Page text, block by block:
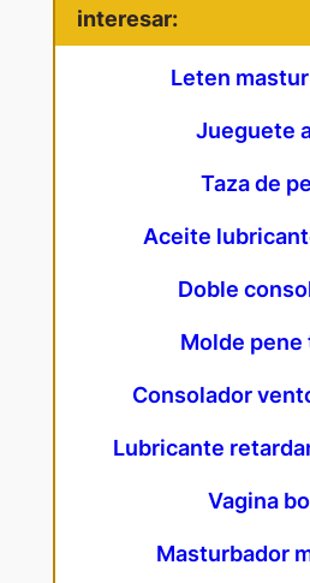
interesar:
Leten
Jueguete
Taza de
Aceite
Doble
Molde pene
Consolador
Lubricante
Vagina
Masturbador